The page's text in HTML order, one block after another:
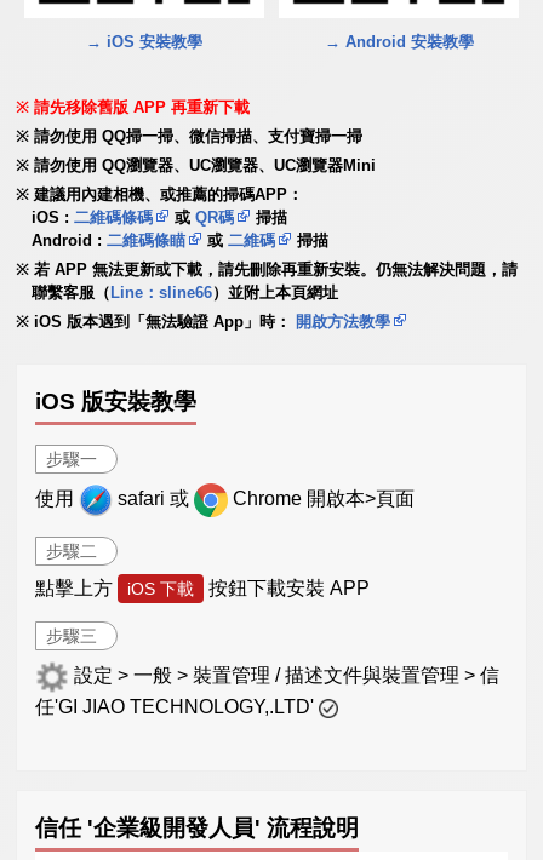
→ iOS 安裝教學 → Android 安裝教學
請先移除舊版 APP 再重新下載
請勿使用 QQ掃一掃、微信掃描、支付寶掃一掃
請勿使用 QQ瀏覽器、UC瀏覽器、UC瀏覽器Mini
建議用內建相機、或推薦的掃碼APP：
iOS :二維碼條碼 或QR碼
掃描
Android :二維碼條瞄 或二維碼
掃描
若 APP 無法更新或下載，請先刪除再重新安裝。仍無法解決問題，請
聯繫客服（ Line：sline66）並附上本頁網址
iOS 版本遇到「無法驗證 App」時：
開啟方法教學
iOS 版安裝教學
步驟一
使用 safari 或 Chrome 開啟本>頁面
步驟二
點擊上方 iOS 下載 按鈕下載安裝 APP
步驟三
設定 > 一般 > 裝置管理 / 描述文件與裝置管理 > 信
任'GI JIAO TECHNOLOGY,.LTD'
信任 '企業級開發人員' 流程說明